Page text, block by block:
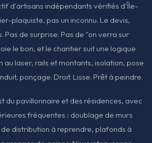
d'artisans indépendants vérifiés d'Île-
plaquiste, pas un inconnu. Le devis,
Pas de surprise. Pas de "on verra sur
le bon, et le chantier suit une logique
au laser, rails et montants, isolation, pose
ponçage. Droit. Lisse. Prêt à peindre.
du pavillonnaire et des résidences, avec
fréquentes : doublage de murs
distribution à reprendre, plafonds à